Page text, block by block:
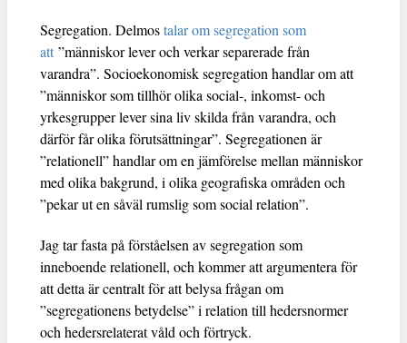
Segregation. Delmostalar om segregation som
att ”människor lever och verkar separerade från
varandra”. Socioekonomisk segregation handlar om att
”människor som tillhör olika social-, inkomst- och
yrkesgrupper lever sina liv skilda från varandra, och
därför får olika förutsättningar”. Segregationen är
”relationell” handlar om en jämförelse mellan människor
med olika bakgrund, i olika geografiska områden och
”pekar ut en såväl rumslig som social relation”.
Jag tar fasta på förståelsen av segregation som
inneboende relationell, och kommer att argumentera för
att detta är centralt för att belysa frågan om
”segregationens betydelse” i relation till hedersnormer
och hedersrelaterat våld och förtryck.